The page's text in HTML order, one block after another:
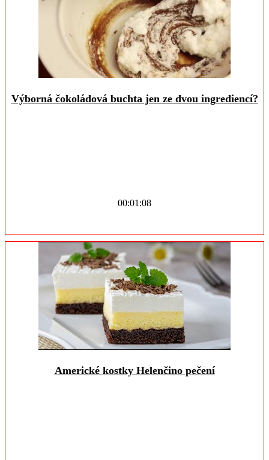
Výborná čokoládová buchta jen ze dvou ingrediencí?
00:01:08
Americké kostky Helenčino pečení